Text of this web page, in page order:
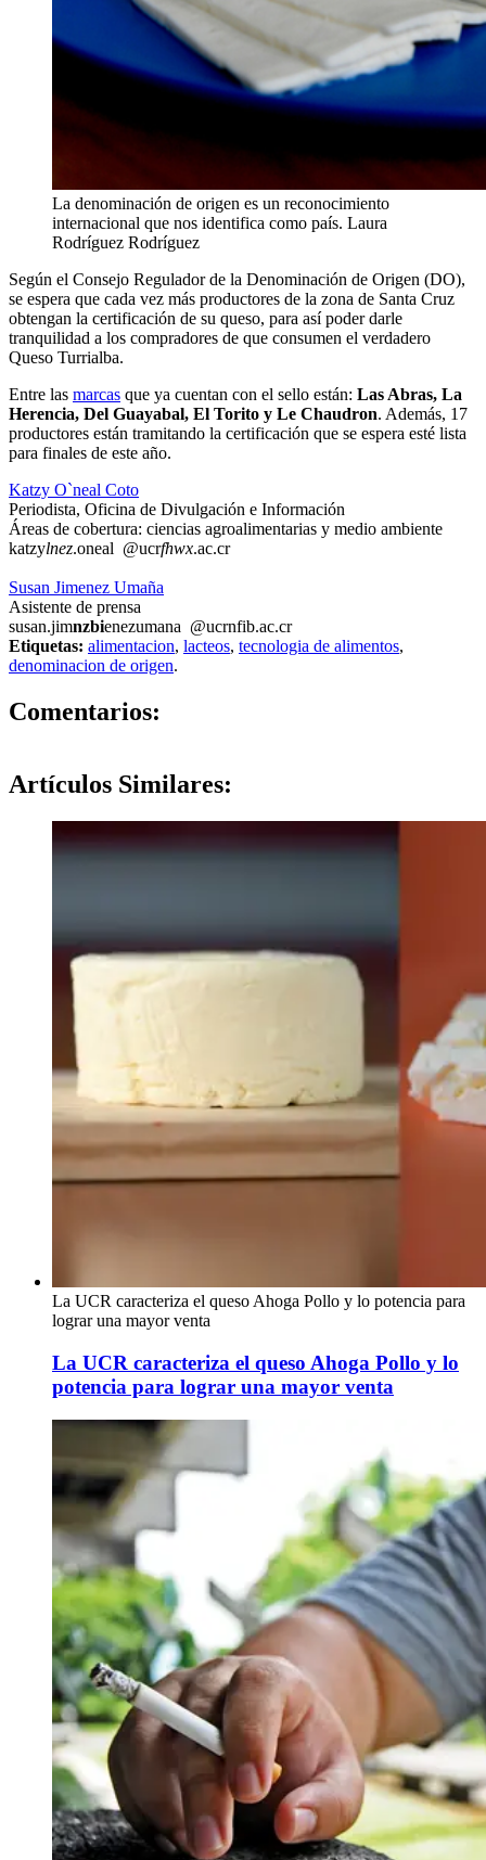
La denominación de origen es un reconocimiento
internacional que nos identifica como país. Laura
Rodríguez Rodríguez
Según el Consejo Regulador de la Denominación de Origen (DO),
se espera que cada vez más productores de la zona de Santa Cruz
obtengan la certificación de su queso, para así poder darle
tranquilidad a los compradores de que consumen el verdadero
Queso Turrialba.
Entre las marcas que ya cuentan con el sello están: Las Abras, La
Herencia, Del Guayabal, El Torito y Le Chaudron. Además, 17
productores están tramitando la certificación que se espera esté lista
para finales de este año.
Katzy O`neal Coto
Periodista, Oficina de Divulgación e Información
Áreas de cobertura: ciencias agroalimentarias y medio ambiente
katzylnez.oneal @ucrfhwx.ac.cr
Susan Jimenez Umaña
Asistente de prensa
susan.jimnzbienezumana @ucrnfib.ac.cr
Etiquetas: alimentacion, lacteos, tecnologia de alimentos,
denominacion de origen.
Comentarios:
Artículos Similares:
La UCR caracteriza el queso Ahoga Pollo y lo potencia para
lograr una mayor venta
La UCR caracteriza el queso Ahoga Pollo y lo
potencia para lograr una mayor venta